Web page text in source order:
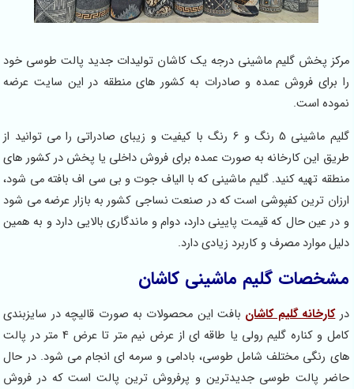
مرکز پخش گلیم ماشینی درجه یک کاشان تولیدات جدید پالت طوسی خود
را برای فروش عمده و صادرات به کشور های منطقه در این سایت عرضه
نموده است.
گلیم ماشینی 5 رنگ و 6 رنگ با کیفیت و زیبای صادراتی را می توانید از
طریق این کارخانه به صورت عمده برای فروش داخلی یا پخش در کشور های
منطقه تهیه کنید. گلیم ماشینی که با الیاف جوت و بی سی اف بافته می شود،
ارزان ترین کفپوشی است که در صنعت نساجی کشور به بازار عرضه می شود
و در عین حال که قیمت پایینی دارد، دوام و ماندگاری بالایی دارد و به همین
دلیل موارد مصرف و کاربرد زیادی دارد.
مشخصات گلیم ماشینی کاشان
درکارخانه گلیم کاشان بافت این محصولات به صورت قالیچه در سایزبندی
کامل و کناره گلیم رولی یا طاقه ای از عرض نیم متر تا عرض 4 متر در پالت
های رنگی مختلف شامل طوسی، بادامی و سرمه ای انجام می شود. در حال
حاضر پالت طوسی جدیدترین و پرفروش ترین پالت است که در فروش